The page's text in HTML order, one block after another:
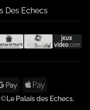
Des Echecs
Google
Pay
Apple
Pay
©Le Palais des Echecs.